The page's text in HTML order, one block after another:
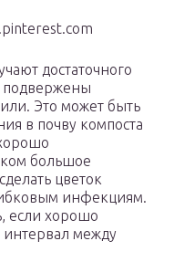
достаточного
подвержены
Это может быть
в почву компоста
большое
цветок
инфекциям.
если хорошо
интервал между